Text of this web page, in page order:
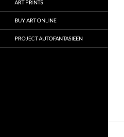
ART PRINTS
BUY ART ONLINE
PROJECT AUTOFANTASIEËN